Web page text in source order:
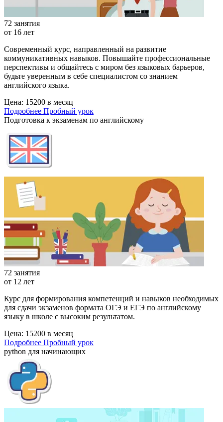
72 занятия
от 16 лет
Современный курс, направленный на развитие
коммуникативных навыков. Повышайте профессиональные
перспективы и общайтесь с миром без языковых барьеров,
будьте уверенным в себе специалистом со знанием
английского языка.
Цена: 15200 в месяц
Подробнее Пробный урок
Подготовка к экзаменам по английскому
72 занятия
от 12 лет
Курс для формирования компетенций и навыков необходимых
для сдачи экзаменов формата ОГЭ и ЕГЭ по английскому
языку в школе с высоким результатом.
Цена: 15200 в месяц
Подробнее Пробный урок
python для начинающих